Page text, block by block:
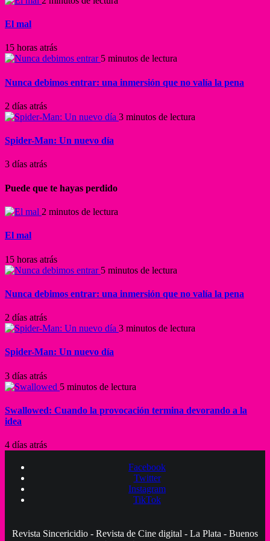
El mal
15 horas atrás
5 minutos de lectura
Nunca debimos entrar: una inmersión que no valía la pena
2 días atrás
3 minutos de lectura
Spider-Man: Un nuevo día
3 días atrás
Puede que te hayas perdido
2 minutos de lectura
El mal
15 horas atrás
5 minutos de lectura
Nunca debimos entrar: una inmersión que no valía la pena
2 días atrás
3 minutos de lectura
Spider-Man: Un nuevo día
3 días atrás
5 minutos de lectura
Swallowed: Cuando la provocación termina devorando a la
idea
4 días atrás
Facebook
Twitter
Instagram
TikTok
Revista Sincericidio - Revista de Cine digital - La Plata - Buenos